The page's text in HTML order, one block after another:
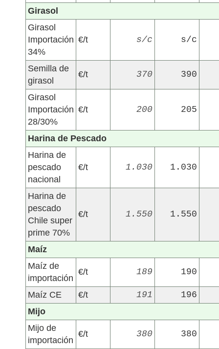
Girasol
Girasol
Importación
34%
€/t s/c s/c
Semilla de
girasol
€/t 370 390
Girasol
Importación
28/30%
€/t 200 205
Harina de Pescado
Harina de
pescado
nacional
€/t 1.030 1.030
Harina de
pescado
Chile super
prime 70%
€/t 1.550 1.550
Maíz
Maíz de
importación
€/t 189 190
Maíz CE €/t 191
196
Mijo
Mijo de
importación
€/t 380 380